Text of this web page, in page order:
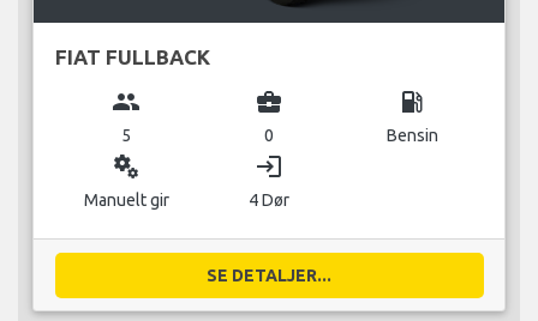
FIAT FULLBACK
group
5
business_center
0
local_gas_station
Bensin
miscellaneous_services
Manuelt gir
login
4 Dør
SE DETALJER...